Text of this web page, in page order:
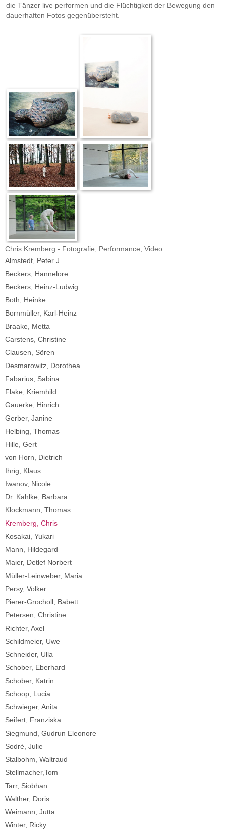
die Tänzer live performen und die Flüchtigkeit der Bewegung den
dauerhaften Fotos gegenübersteht.
Chris Kremberg - Fotografie, Performance, Video
Almstedt, Peter J
Beckers, Hannelore
Beckers, Heinz-Ludwig
Both, Heinke
Bornmüller, Karl-Heinz
Braake, Metta
Carstens, Christine
Clausen, Sören
Desmarowitz, Dorothea
Fabarius, Sabina
Flake, Kriemhild
Gauerke, Hinrich
Gerber, Janine
Helbing, Thomas
Hille, Gert
von Horn, Dietrich
Ihrig, Klaus
Iwanov, Nicole
Dr. Kahlke, Barbara
Klockmann, Thomas
Kremberg, Chris
Kosakai, Yukari
Mann, Hildegard
Maier, Detlef Norbert
Müller-Leinweber, Maria
Persy, Volker
Pierer-Grocholl, Babett
Petersen, Christine
Richter, Axel
Schildmeier, Uwe
Schneider, Ulla
Schober, Eberhard
Schober, Katrin
Schoop, Lucia
Schwieger, Anita
Seifert, Franziska
Siegmund, Gudrun Eleonore
Sodré, Julie
Stalbohm, Waltraud
Stellmacher,Tom
Tarr, Siobhan
Walther, Doris
Weimann, Jutta
Winter, Ricky